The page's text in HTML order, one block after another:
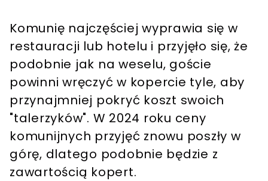
Komunię najczęściej wyprawia się w
restauracji lub hotelu i przyjęło się, że
podobnie jak na weselu, goście
powinni wręczyć w kopercie tyle, aby
przynajmniej pokryć koszt swoich
"talerzyków". W 2024 roku ceny
komunijnych przyjęć znowu poszły w
górę, dlatego podobnie będzie z
zawartością kopert.